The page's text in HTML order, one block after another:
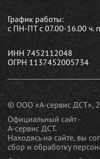
График работы:
с ПН-ПТ с 07.00-16.00 ч.
ИНН 7452112048
ОГРН 1137452005734
© ООО «А-сервис ДСТ»,
Официальный сайт -
А-сервис ДСТ.
Находясь на сайте, вы
сбор и обработку